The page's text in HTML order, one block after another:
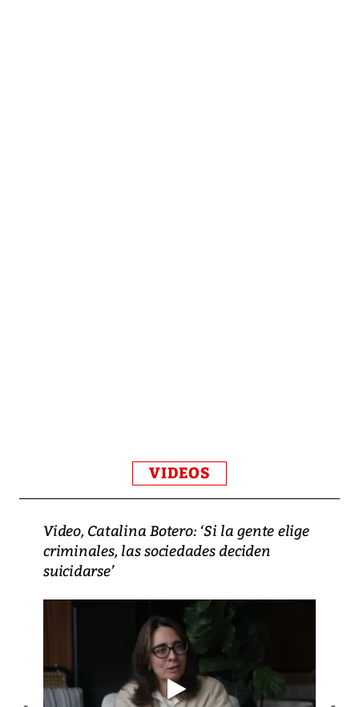
VIDEOS
Video, Catalina Botero: ‘Si la gente elige
criminales, las sociedades deciden
suicidarse’